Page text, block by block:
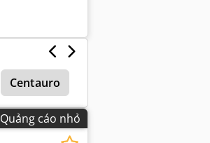
Centauro
Quảng cáo nhỏ